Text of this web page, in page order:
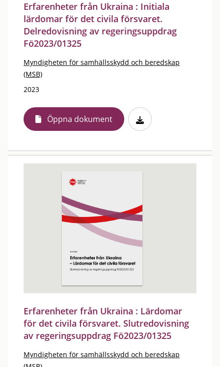
Erfarenheter från Ukraina : Initiala
lärdomar för det civila försvaret.
Delredovisning av regeringsuppdrag
Fö2023/01325
Myndigheten för samhällsskydd och beredskap
(MSB)
2023
Öppna dokument
Erfarenheter från Ukraina : Lärdomar
för det civila försvaret. Slutredovisning
av regeringsuppdrag Fö2023/01325
Myndigheten för samhällsskydd och beredskap